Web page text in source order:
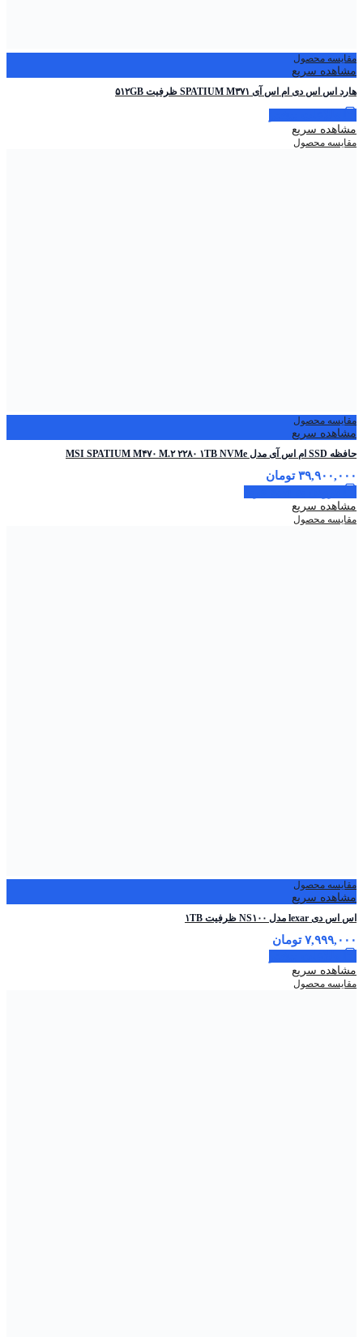
مقایسه محصول
مشاهده سریع
هارد اس اس دی ام اس آی SPATIUM M۳۷۱ ظرفیت ۵۱۲GB
مشاهده سریع
مقایسه محصول
مقایسه محصول
مشاهده سریع
حافظه SSD ام اس آی مدل MSI SPATIUM M۴۷۰ M.۲ ۲۲۸۰ ۱TB NVMe
۳۹,۹۰۰,۰۰۰ تومان
مشاهده سریع
مقایسه محصول
مقایسه محصول
مشاهده سریع
اس اس دی lexar مدل NS۱۰۰ ظرفیت ۱TB
۷,۹۹۹,۰۰۰ تومان
مشاهده سریع
مقایسه محصول